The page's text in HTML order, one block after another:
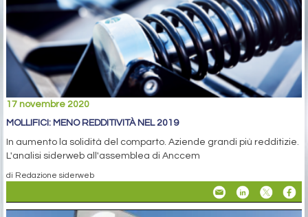
17 novembre 2020
MOLLIFICI: MENO REDDITIVITÀ NEL 2019
In aumento la solidità del comparto. Aziende grandi più redditizie.
L'analisi siderweb all'assemblea di Anccem
di Redazione siderweb